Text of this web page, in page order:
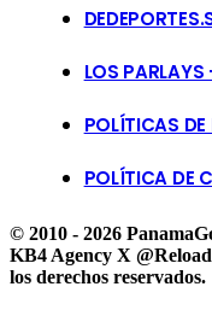
LOS
POLÍTICAS
POLÍTICA DE
© 2010 - 2026
KB4 Agency X
los derechos reservados.